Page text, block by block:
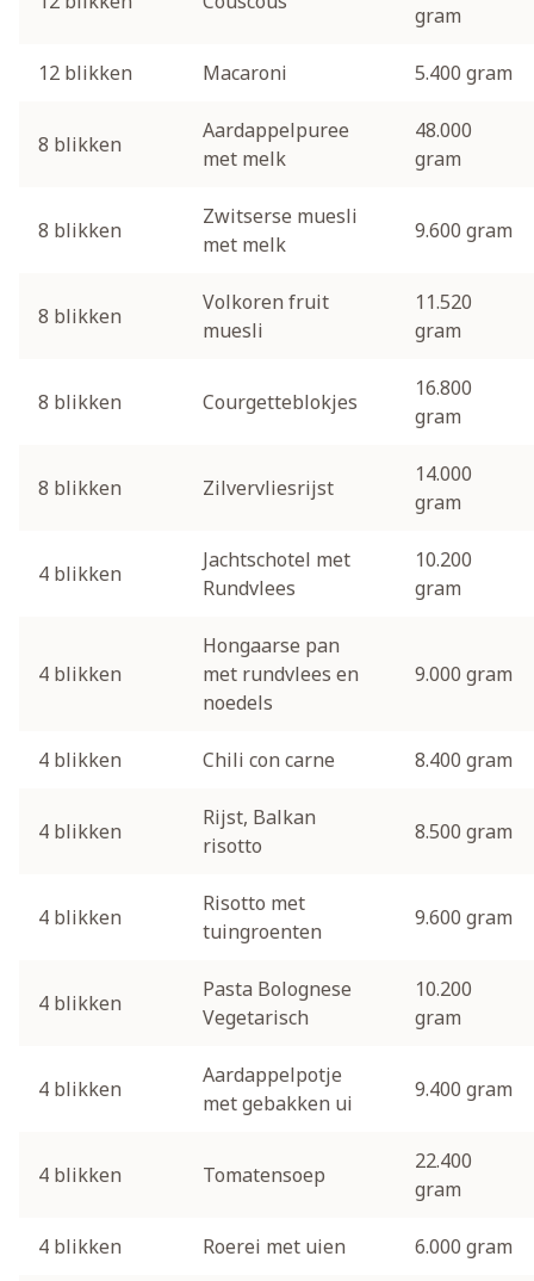
gram
12 blikken Macaroni 5.400 gram
8 blikken
Aardappelpuree
met melk
48.000
gram
8 blikken
Zwitserse muesli
met melk
9.600 gram
8 blikken
Volkoren fruit
muesli
11.520
gram
8 blikken Courgetteblokjes
16.800
gram
8 blikken Zilvervliesrijst
14.000
gram
4 blikken
Jachtschotel met
Rundvlees
10.200
gram
4 blikken
Hongaarse pan
met rundvlees en
noedels
9.000 gram
4 blikken Chili con carne 8.400 gram
4 blikken
Rijst, Balkan
risotto
8.500 gram
4 blikken
Risotto met
tuingroenten
9.600 gram
4 blikken
Pasta Bolognese
Vegetarisch
10.200
gram
4 blikken
Aardappelpotje
met gebakken ui
9.400 gram
4 blikken Tomatensoep
22.400
gram
4 blikken Roerei met uien 6.000 gram